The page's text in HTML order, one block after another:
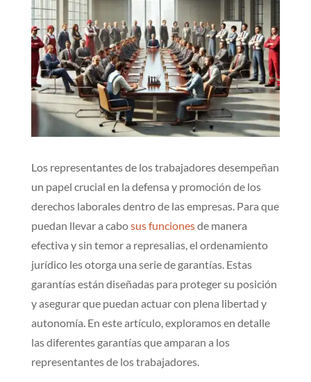
Los representantes de los trabajadores desempeñan
un papel crucial en la defensa y promoción de los
derechos laborales dentro de las empresas. Para que
puedan llevar a cabosus funcionesde manera
efectiva y sin temor a represalias, el ordenamiento
jurídico les otorga una serie de garantías. Estas
garantías están diseñadas para proteger su posición
y asegurar que puedan actuar con plena libertad y
autonomía. En este artículo, exploramos en detalle
las diferentes garantías que amparan a los
representantes de los trabajadores.